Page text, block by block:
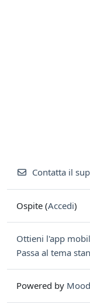
Contatta il
Ospite (Accedi)
Ottieni l'app
Passa al tema
Powered by